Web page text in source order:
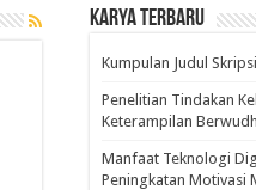
Karya Terbaru
Kumpulan Judul
Penelitian Tindakan
Keterampilan
Manfaat Teknologi
Peningkatan Motivasi